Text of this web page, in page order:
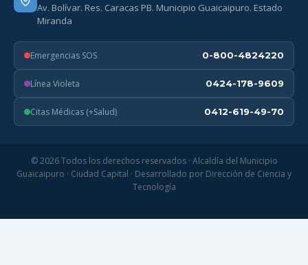
Av. Bolívar. Res. Caracas PB. Municipio Guaicaipuro. Estado
Miranda
Emergencias SOS 0-800-4824220
Línea Violeta 0424-178-9609
Citas Médicas (+Salud) 0412-619-49-70
© 2026 Todos los derechos reservados · Alcaldía del Municipio
Guaicaipuro · Ciudad Capital · Desarrollado por Dirección de Ciencia y
Tecnología